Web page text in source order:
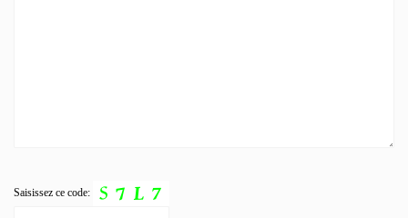
Saisissez ce code: